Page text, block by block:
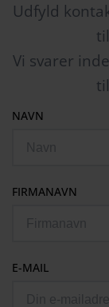
Udfyld
Vi svarer
NAVN
FIRMANAVN
E-MAIL